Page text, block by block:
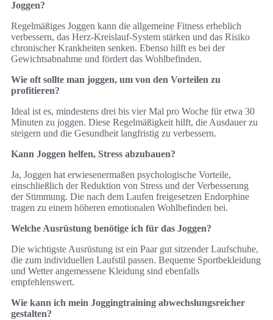
Joggen?
Regelmäßiges Joggen kann die allgemeine Fitness erheblich
verbessern, das Herz-Kreislauf-System stärken und das Risiko
chronischer Krankheiten senken. Ebenso hilft es bei der
Gewichtsabnahme und fördert das Wohlbefinden.
Wie oft sollte man joggen, um von den Vorteilen zu
profitieren?
Ideal ist es, mindestens drei bis vier Mal pro Woche für etwa 30
Minuten zu joggen. Diese Regelmäßigkeit hilft, die Ausdauer zu
steigern und die Gesundheit langfristig zu verbessern.
Kann Joggen helfen, Stress abzubauen?
Ja, Joggen hat erwiesenermaßen psychologische Vorteile,
einschließlich der Reduktion von Stress und der Verbesserung
der Stimmung. Die nach dem Laufen freigesetzen Endorphine
tragen zu einem höheren emotionalen Wohlbefinden bei.
Welche Ausrüstung benötige ich für das Joggen?
Die wichtigste Ausrüstung ist ein Paar gut sitzender Laufschuhe,
die zum individuellen Laufstil passen. Bequeme Sportbekleidung
und Wetter angemessene Kleidung sind ebenfalls
empfehlenswert.
Wie kann ich mein Joggingtraining abwechslungsreicher
gestalten?